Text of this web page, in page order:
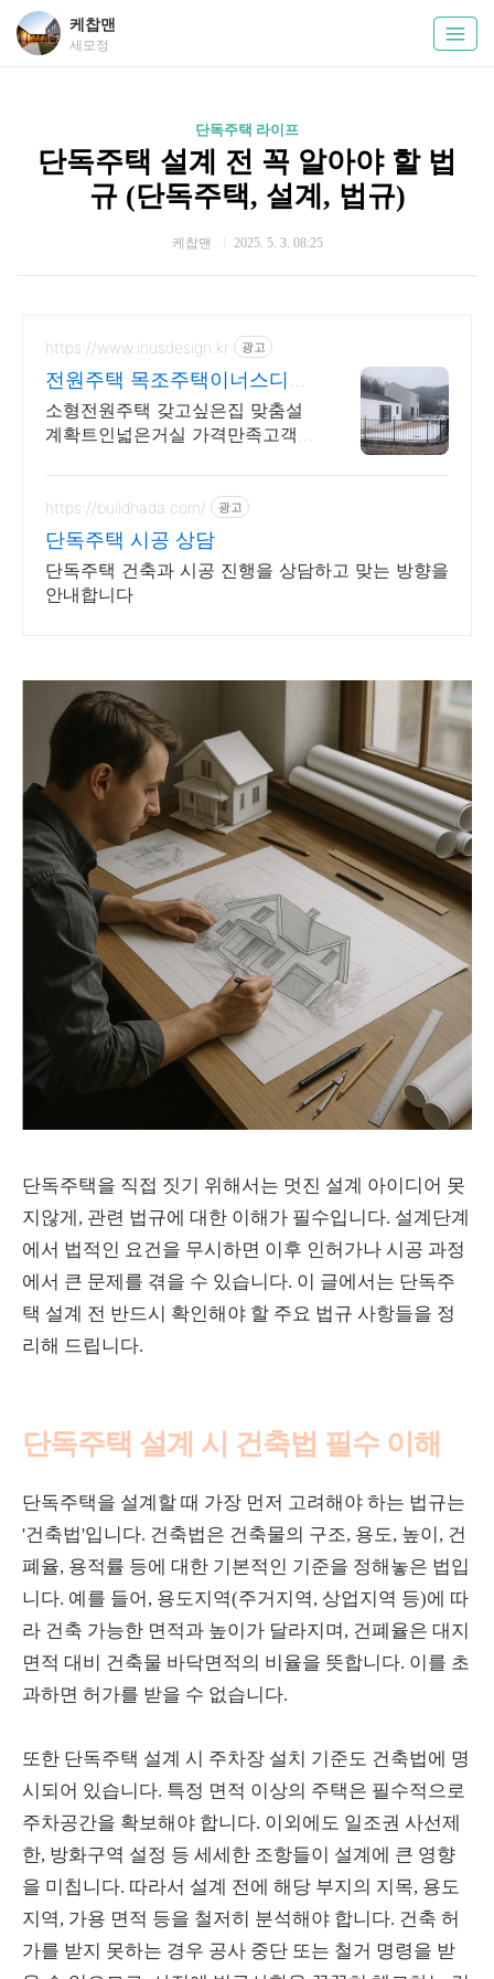
케찹맨
세모정
단독주택 라이프
단독주택 설계 전 꼭 알아야 할 법
규 (단독주택, 설계, 법규)
케찹맨 2025. 5. 3. 08:25
https://www.inusdesign.kr 광고
전원주택 목조주택이너스디자
인
소형전원주택 갖고싶은집 맞춤설
계확트인넓은거실 가격만족고객만
https://buildhada.com/ 광고
단독주택 시공 상담
단독주택 건축과 시공 진행을 상담하고 맞는 방향을
안내합니다
단독주택을 직접 짓기 위해서는 멋진 설계 아이디어 못
지않게, 관련 법규에 대한 이해가 필수입니다. 설계단계
에서 법적인 요건을 무시하면 이후 인허가나 시공 과정
에서 큰 문제를 겪을 수 있습니다. 이 글에서는 단독주
택 설계 전 반드시 확인해야 할 주요 법규 사항들을 정
리해 드립니다.
단독주택 설계 시 건축법 필수 이해
단독주택을 설계할 때 가장 먼저 고려해야 하는 법규는
'건축법'입니다. 건축법은 건축물의 구조, 용도, 높이, 건
폐율, 용적률 등에 대한 기본적인 기준을 정해놓은 법입
니다. 예를 들어, 용도지역(주거지역, 상업지역 등)에 따
라 건축 가능한 면적과 높이가 달라지며, 건폐율은 대지
면적 대비 건축물 바닥면적의 비율을 뜻합니다. 이를 초
과하면 허가를 받을 수 없습니다.
또한 단독주택 설계 시 주차장 설치 기준도 건축법에 명
시되어 있습니다. 특정 면적 이상의 주택은 필수적으로
주차공간을 확보해야 합니다. 이외에도 일조권 사선제
한, 방화구역 설정 등 세세한 조항들이 설계에 큰 영향
을 미칩니다. 따라서 설계 전에 해당 부지의 지목, 용도
지역, 가용 면적 등을 철저히 분석해야 합니다. 건축 허
가를 받지 못하는 경우 공사 중단 또는 철거 명령을 받